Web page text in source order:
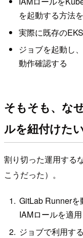
を起動する方法
実際に既存の
ジョブを起動し
動作確認する
そもそも、な
ルを紐付けた
割り切った運用する
こうだった）。
GitLab Runner
IAMロールを適用
ジョブで利用す